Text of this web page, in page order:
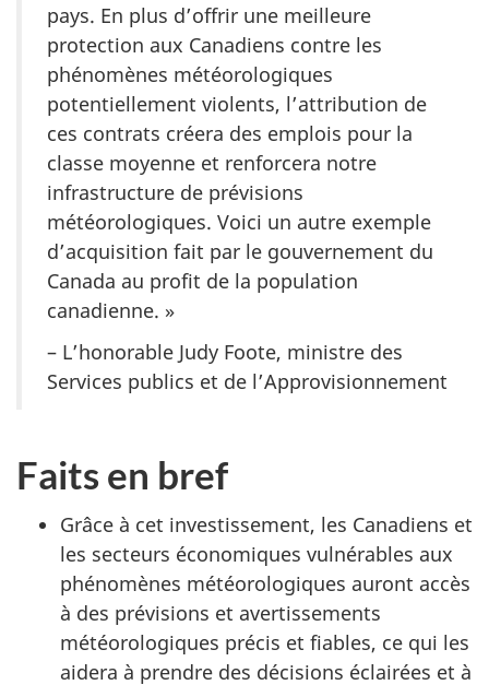
pays. En plus d’offrir une meilleure
protection aux Canadiens contre les
phénomènes météorologiques
potentiellement violents, l’attribution de
ces contrats créera des emplois pour la
classe moyenne et renforcera notre
infrastructure de prévisions
météorologiques. Voici un autre exemple
d’acquisition fait par le gouvernement du
Canada au profit de la population
canadienne. »
– L’honorable Judy Foote, ministre des
Services publics et de l’Approvisionnement
Faits en bref
Grâce à cet investissement, les Canadiens et
les secteurs économiques vulnérables aux
phénomènes météorologiques auront accès
à des prévisions et avertissements
météorologiques précis et fiables, ce qui les
aidera à prendre des décisions éclairées et à